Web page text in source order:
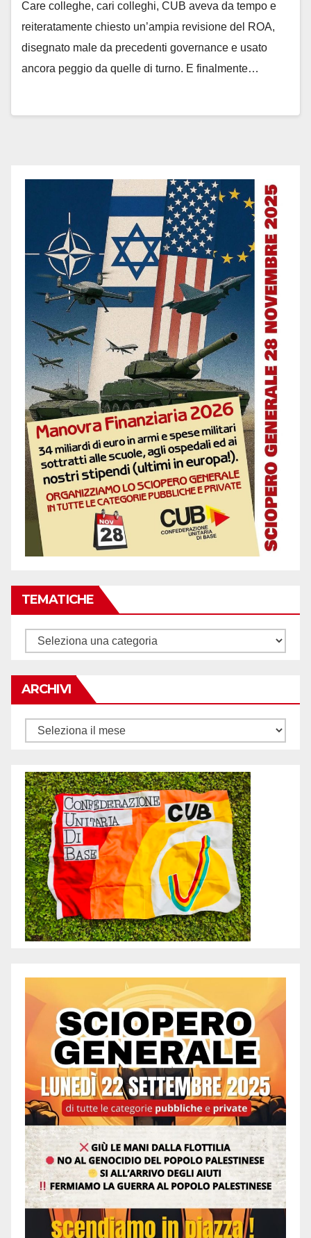
Care colleghe, cari colleghi, CUB aveva da tempo e
reiteratamente chiesto un’ampia revisione del ROA,
disegnato male da precedenti governance e usato
ancora peggio da quelle di turno. E finalmente…
TEMATICHE
Tematiche
ARCHIVI
Archivi